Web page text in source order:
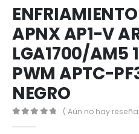
APNX AP1-V
LGA1700/AM5
PWM APTC-
NEGRO
( Aún no hay